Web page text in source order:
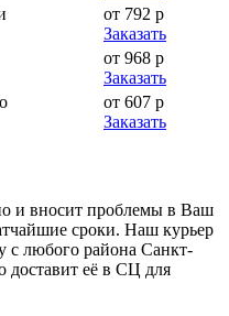
от 792 р
Заказать
от 968 р
Заказать
от 607 р
Заказать
и вносит проблемы в Ваш
сроки. Наш курьер
с любого района Санкт-
доставит её в СЦ для